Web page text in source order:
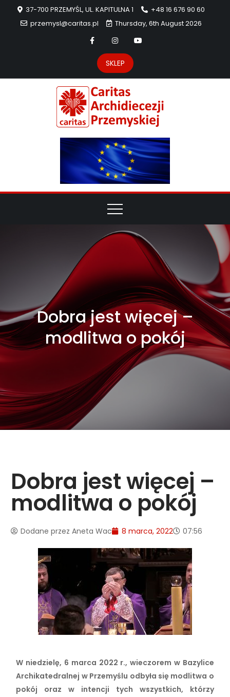
37-700 PRZEMYŚL, UL. KAPITULNA 1
+48 16 676 90 60
przemysl@caritas.pl
Thursday, 6th August 2026
SKLEP
Dobra jest więcej –
modlitwa o pokój
Dobra jest więcej –
modlitwa o pokój
Dodane przez Aneta Wac 8 marca, 2022 07:56
W niedzielę, 6 marca 2022 r., wieczorem w Bazylice
Archikatedralnej w Przemyślu odbyła się modlitwa o
pokój oraz w intencji tych wszystkich, którzy